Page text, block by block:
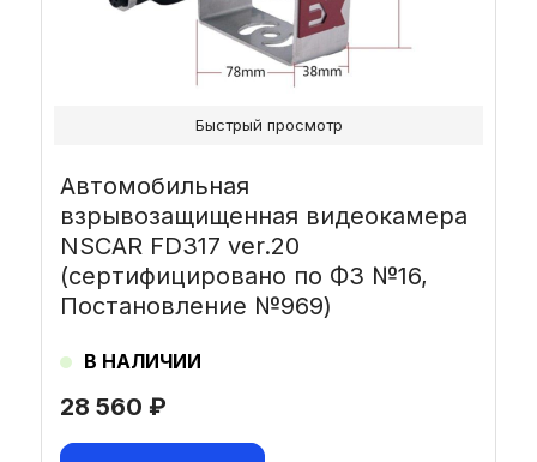
28 560 ₽
Автомобильная
взрывозащищенная видеокамера
NSCAR FD317 ver.20
(сертифицировано по ФЗ №16,
Постановление №969)
В НАЛИЧИИ
Быстрый просмотр